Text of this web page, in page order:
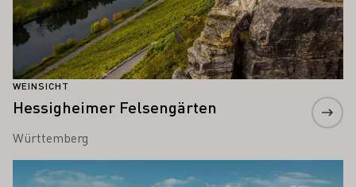
WEINSICHT
Hessigheimer Felsengärten
Württemberg
Mehr erfahren